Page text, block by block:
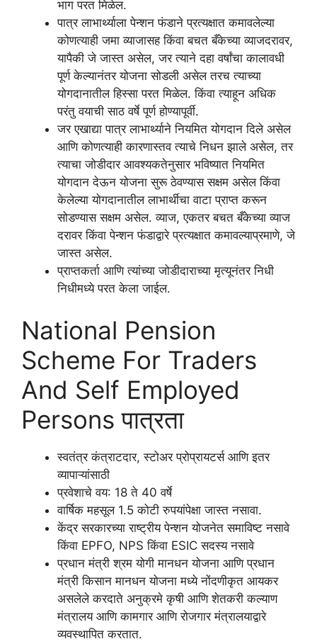
भाग परत मिळेल.
पात्र लाभार्थ्याला पेन्शन फंडाने प्रत्यक्षात कमावलेल्या
कोणत्याही जमा व्याजासह किंवा बचत बँकेच्या व्याजदरावर,
यापैकी जे जास्त असेल, जर त्याने दहा वर्षांचा कालावधी
पूर्ण केल्यानंतर योजना सोडली असेल तरच त्याच्या
योगदानातील हिस्सा परत मिळेल. किंवा त्याहून अधिक
परंतु वयाची साठ वर्षे पूर्ण होण्यापूर्वी.
जर एखाद्या पात्र लाभार्थ्याने नियमित योगदान दिले असेल
आणि कोणत्याही कारणास्तव त्याचे निधन झाले असेल, तर
त्याचा जोडीदार आवश्यकतेनुसार भविष्यात नियमित
योगदान देऊन योजना सुरू ठेवण्यास सक्षम असेल किंवा
केलेल्या योगदानातील लाभार्थीचा वाटा प्राप्त करून
सोडण्यास सक्षम असेल. व्याज, एकतर बचत बँकेच्या व्याज
दरावर किंवा पेन्शन फंडाद्वारे प्रत्यक्षात कमावल्याप्रमाणे, जे
जास्त असेल.
प्राप्तकर्ता आणि त्यांच्या जोडीदाराच्या मृत्यूनंतर निधी
निधीमध्ये परत केला जाईल.
National Pension
Scheme For Traders
And Self Employed
Persons पात्रता
स्वतंत्र कंत्राटदार, स्टोअर प्रोप्रायटर्स आणि इतर
व्यापाऱ्यांसाठी
प्रवेशाचे वय: 18 ते 40 वर्षे
वार्षिक महसूल 1.5 कोटी रुपयांपेक्षा जास्त नसावा.
केंद्र सरकारच्या राष्ट्रीय पेन्शन योजनेत समाविष्ट नसावे
किंवा EPFO, NPS किंवा ESIC सदस्य नसावे
प्रधान मंत्री श्रम योगी मानधन योजना आणि प्रधान
मंत्री किसान मानधन योजना मध्ये नोंदणीकृत आयकर
असलेले करदाते अनुक्रमे कृषी आणि शेतकरी कल्याण
मंत्रालय आणि कामगार आणि रोजगार मंत्रालयाद्वारे
व्यवस्थापित करतात.